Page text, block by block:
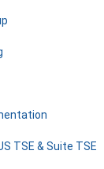
TSE & Suite TSE